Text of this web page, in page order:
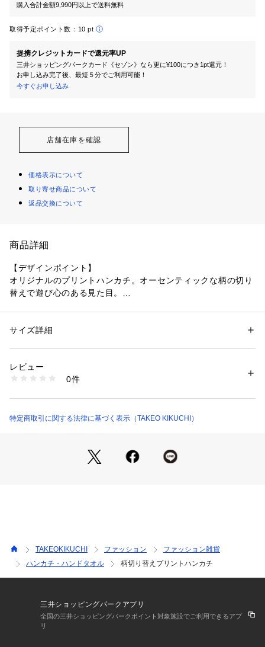
購入合計金額9,990円以上で送料無料
取得予定ポイント数： 10 pt
提携クレジットカードで還元率UP
三井ショッピングパークカード《セゾン》なら更に¥100につき1pt還元！
お申し込み完了後、最短５分でご利用可能！
今すぐお申し込み
店舗在庫を確認
価格表示について
取り寄せ商品について
返品交換について
商品詳細
【デザインポイント】
オリジナルのプリントハンカチ。オーセンティックな柄の切り
替えで遊び心のある見た目。
ります。また、パソコン・スマートフォンなどの環境により、
若干製品と画像のカラーが異なる場合もございます。
性別：メンズ
ル
生産国：日本製
1095800001060
サイズ詳細
レビュー
0件
特定商取引に関する法律に基づく表示（TAKEO KIKUCHI）
TAKEOKIKUCHI ファッション
ファッション雑貨
ハンカチ・ハンドタオル
柄切り替えプリントハンカチ
三井ショッピングパークアプリ
全国の三井ショッピングパークポイント対象施設でご利用できるアプ
リ